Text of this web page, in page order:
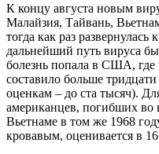
К концу августа новым
Малайзия, Тайвань,
тогда как раз
дальнейший путь вируса
болезнь попала в США,
составило больше
оценкам – до ста тысяч).
американцев, погибших во
Вьетнаме в том же 1968
кровавым, оценивается в